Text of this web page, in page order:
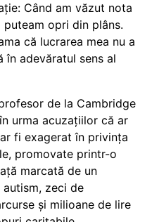
Când am văzut nota
puteam opri din plâns.
că lucrarea mea nu a
adevăratul sens al
de la Cambridge
urma acuzațiilor că ar
fi exagerat în privința
promovate printr-o
marcată de un
zeci de
și milioane de lire